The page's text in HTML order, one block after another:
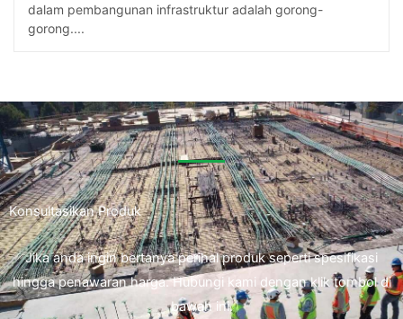
dalam pembangunan infrastruktur adalah gorong-
gorong....
Konsultasikan Produk
Jika anda ingin bertanya perihal produk seperti spesifikasi
hingga penawaran harga. Hubungi kami dengan klik tombol di
bawah ini.